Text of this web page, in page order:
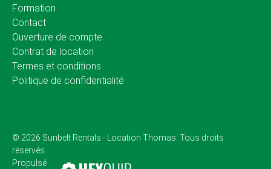
Formation
Contact
Ouverture de compte
Contrat de location
Termes et conditions
Politique de confidentialité
© 2026 Sunbelt Rentals - Location Thomas. Tous droits
réservés.
Propulsé